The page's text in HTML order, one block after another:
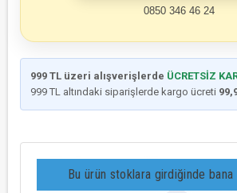
0850 346 46 24
999 TL üzeri alışverişlerde ÜCRETSİZ
999 TL altındaki siparişlerde kargo ücreti
Bu ürün stoklara girdiğinde